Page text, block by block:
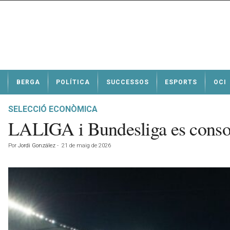
t
BERGA POLÍTICA SUCCESSOS ESPORTS OCI
SELECCIÓ ECONÒMICA
LALIGA i Bundesliga es
Por Jordi González - 21 de maig de 2026